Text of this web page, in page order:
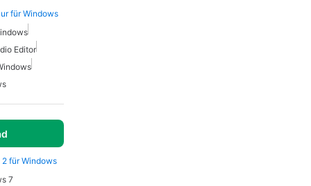
für Windows
Editor
für Windows
7